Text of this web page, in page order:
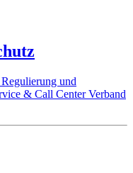
und
& Call Center Verband